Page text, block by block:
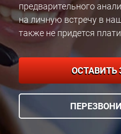
предварительного
на личную встречу в
также не придется
ОСТАВИТЬ